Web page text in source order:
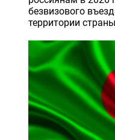
безвизового
территории